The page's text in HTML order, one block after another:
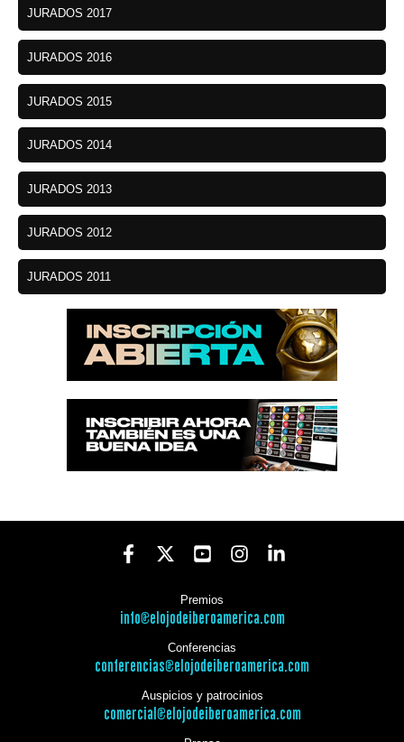
JURADOS 2017
JURADOS 2016
JURADOS 2015
JURADOS 2014
JURADOS 2013
JURADOS 2012
JURADOS 2011
Premios
info@elojodeiberoamerica.com
Conferencias
conferencias@elojodeiberoamerica.com
Auspicios y patrocinios
comercial@elojodeiberoamerica.com